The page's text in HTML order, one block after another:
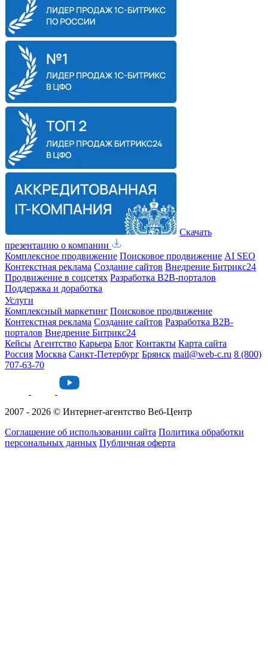
Скачать
презентацию о компании
Комплексное продвижение Поисковое продвижение AI SEO
Контекстная реклама Создание сайтов Внедрение Битрикс24
Продвижение в соцсетях Разработка B2B-порталов
Поддержка и доработка
Услуги
Комплексный маркетинг Поисковое продвижение
Контекстная реклама Создание сайтов Разработка B2B-
порталов Внедрение Битрикс24
Кейсы Агентство Карьера Блог Контакты Карта сайта
Россия Москва Санкт-Петербург Брянск mail@web-c.ru 8 (800)
707-63-70
2007 - 2026 © Интернет-агентство Веб-Центр
Соглашение об использовании сайта Политика обработки
персональных данных Публичная оферта